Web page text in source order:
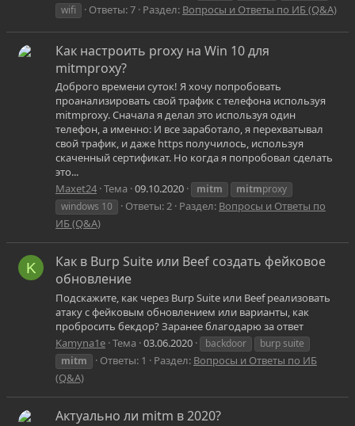
wifi
Ответы: 7 Раздел: Вопросы и Ответы по ИБ (Q&A)
Как настроить proxy на Win 10 для
mitmproxy?
Доброго времени суток! Я хочу попробовать
проанализировать свой трафик с телефона используя
mitmproxy. Сначала я делал это используя один
телефон, а именно: И все заработало, я перехватывал
свой трафик, и даже https получилось, используя
скаченный сертификат. Но когда я попробовал сделать
это...
Maxet24 Тема 09.10.2020 mitm mitmproxy
windows 10
Ответы: 2 Раздел: Вопросы и Ответы по
ИБ (Q&A)
K
Как в Burp Suite или Beef создать фейковое
обновление
Подскажите, как через Burp Suite или Beef реализовать
атаку с фейковым обновлением или варианты, как
пробросить бекдор? Заранее благодарю за ответ
Kamyna1e Тема 03.06.2020 backdoor
burp suite
mitm
Ответы: 1 Раздел: Вопросы и Ответы по ИБ
(Q&A)
Актуально ли mitm в 2020?